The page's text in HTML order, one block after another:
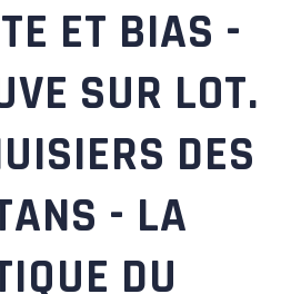
ET BIAS -
SUR LOT.
DES
- LA
DU